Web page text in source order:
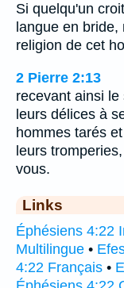
Si quelqu'un
langue en
religion de cet
2 Pierre 2:13
recevant ainsi
leurs délices à
hommes tarés
leurs
vous.
Links
Éphésiens 4:22
Multilingue •
4:22 Français •